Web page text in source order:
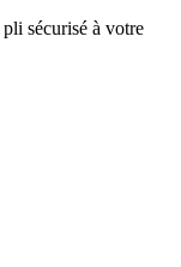
pli sécurisé à votre